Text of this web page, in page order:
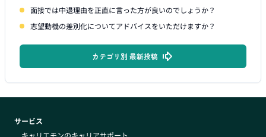
面接では中退理由を正直に言った方が良いのでしょうか？
志望動機の差別化についてアドバイスをいただけますか？
カテゴリ別 最新投稿
サービス